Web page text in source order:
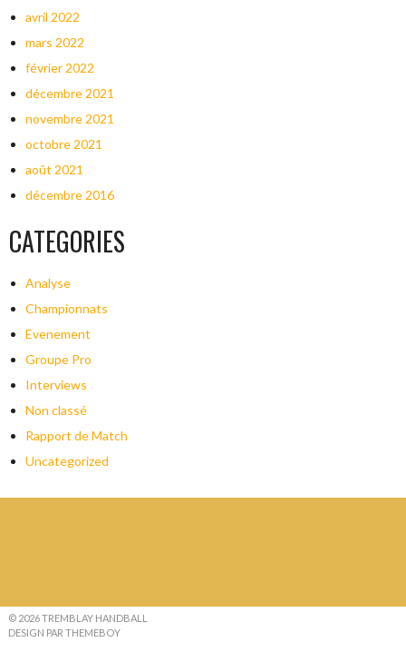
avril 2022
mars 2022
février 2022
décembre 2021
novembre 2021
octobre 2021
août 2021
décembre 2016
CATEGORIES
Analyse
Championnats
Evenement
Groupe Pro
Interviews
Non classé
Rapport de Match
Uncategorized
© 2026 TREMBLAY HANDBALL
DESIGN PAR THEMEBOY